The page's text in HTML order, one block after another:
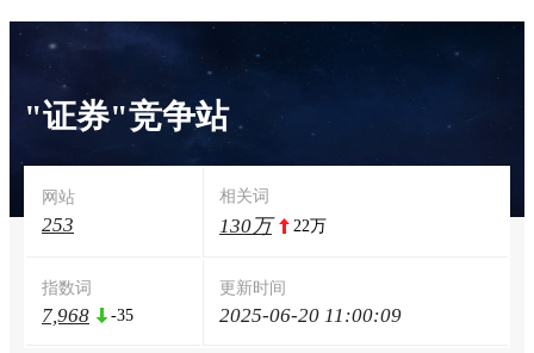
"证券"竞争站
网站
253
相关词
130万 22万
指数词
7,968 -35
更新时间
2025-06-20 11:00:09